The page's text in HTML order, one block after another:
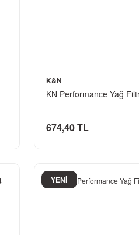
K&N
KN Performance Yağ
674,40 TL
YENİ